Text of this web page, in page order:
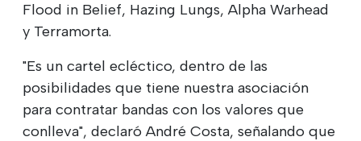
Flood in Belief, Hazing Lungs, Alpha Warhead
y Terramorta.
"Es un cartel ecléctico, dentro de las
posibilidades que tiene nuestra asociación
para contratar bandas con los valores que
conlleva", declaró André Costa, señalando que